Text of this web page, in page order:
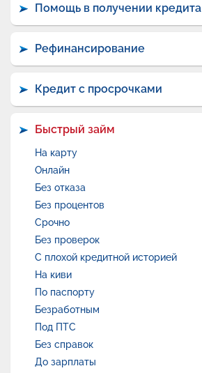
Помощь в получении кредита
Рефинансирование
Кредит с просрочками
Быстрый займ
На карту
Онлайн
Без отказа
Без процентов
Срочно
Без проверок
С плохой кредитной историей
На киви
По паспорту
Безработным
Под ПТС
Без справок
До зарплаты